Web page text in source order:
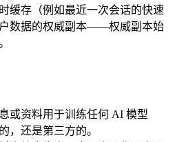
缓存（例如最近一次会话的快速
数据的权威副本——权威副本始
或资料用于训练任何 AI 模型
还是第三方的。